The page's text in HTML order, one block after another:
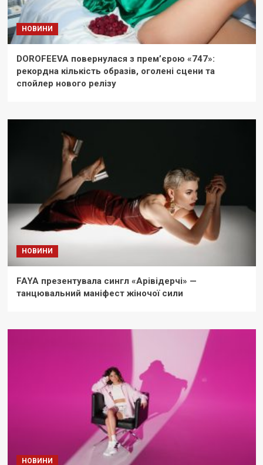
НОВИНИ
DOROFEEVA повернулася з прем’єрою «747»:
рекордна кількість образів, оголені сцени та
спойлер нового релізу
НОВИНИ
FAYA презентувала сингл «Арівідерчі» —
танцювальний маніфест жіночої сили
НОВИНИ